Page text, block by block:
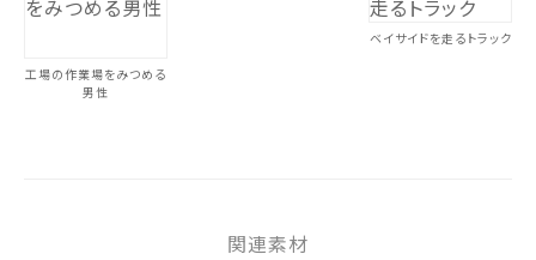
工場の作業場をみつめる
男性
ベイサイドを走るトラック
関連素材